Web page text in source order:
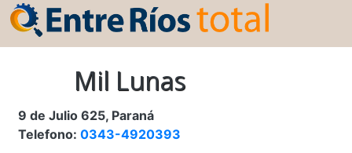
Mil Lunas
9 de Julio 625, Paraná
Telefono: 0343-4920393